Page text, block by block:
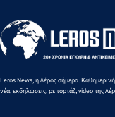
Leros News, η Λέρος σήμερα: Καθημερινή
νέα, εκδηλώσεις, ρεπορτάζ, video της